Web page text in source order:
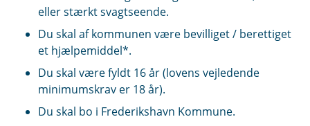
eller stærkt svagtseende.
Du skal af kommunen være bevilliget / berettiget
et hjælpemiddel*.
Du skal være fyldt 16 år (lovens vejledende
minimumskrav er 18 år).
Du skal bo i Frederikshavn Kommune.